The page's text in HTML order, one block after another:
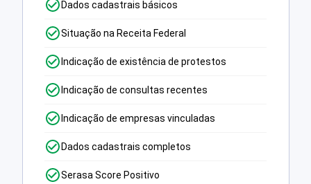
Dados cadastrais básicos
Situação na Receita Federal
Indicação de existência de protestos
Indicação de consultas recentes
Indicação de empresas vinculadas
Dados cadastrais completos
Serasa Score Positivo